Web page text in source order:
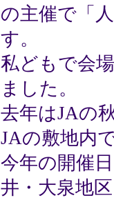
の主催で「
す。
私どもで会
ました。
去年はJAの
JAの敷地内
今年の開催
井・大泉地